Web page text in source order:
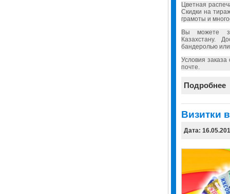
Цветная
Скидки на
грамоты и
Вы можете
Казахстану.
бандеролью
Условия заказа
почте.
Подробнее
Визитки
Дата: